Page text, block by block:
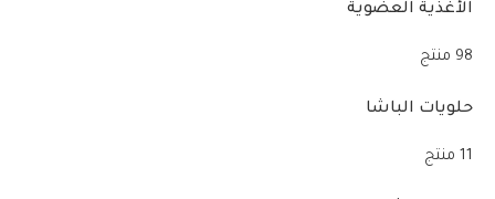
الأغذية العضوية
98 منتج
حلويات الباشا
11 منتج